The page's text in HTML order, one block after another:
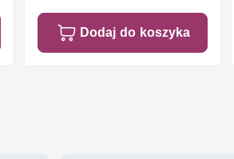
Dodaj do koszyka